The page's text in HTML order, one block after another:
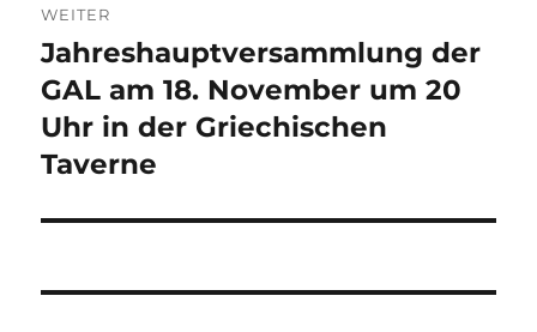
WEITER
Nächster
Beitrag:
Jahreshauptversammlung der
GAL am 18. November um 20
Uhr in der Griechischen
Taverne